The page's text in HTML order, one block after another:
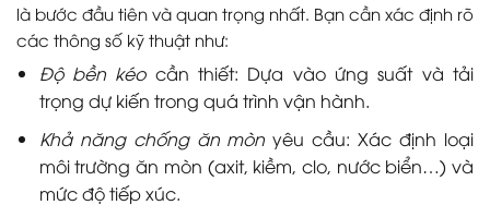
là bước đầu tiên và quan trọng nhất. Bạn cần xác định rõ
các thông số kỹ thuật như:
Độ bền kéocần thiết: Dựa vào ứng suất và tải
trọng dự kiến trong quá trình vận hành.
Khả năng chống ăn mòn yêu cầu: Xác định loại
môi trường ăn mòn (axit, kiềm, clo, nước biển…) và
mức độ tiếp xúc.